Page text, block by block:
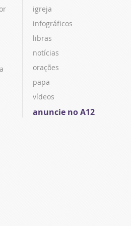
igreja
infográficos
libras
notícias
orações
papa
vídeos
anuncie no A12